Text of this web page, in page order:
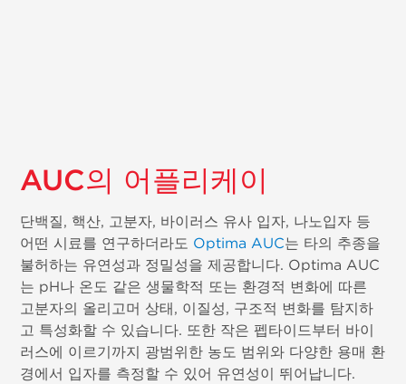
AUC의 어플리케이
단백질, 핵산, 고분자, 바이러스 유사 입자, 나노입자 등
어떤 시료를 연구하더라도 Optima AUC는 타의 추종을
불허하는 유연성과 정밀성을 제공합니다. Optima AUC
는 pH나 온도 같은 생물학적 또는 환경적 변화에 따른
고분자의 올리고머 상태, 이질성, 구조적 변화를 탐지하
고 특성화할 수 있습니다. 또한 작은 펩타이드부터 바이
러스에 이르기까지 광범위한 농도 범위와 다양한 용매 환
경에서 입자를 측정할 수 있어 유연성이 뛰어납니다.